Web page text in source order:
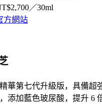
／30ml
方網站
華第七代升級版，具備超
添加藍色玻尿酸，提升 6